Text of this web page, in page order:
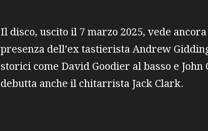
Il disco, uscito il 7 marzo 2025, vede
presenza dell’ex tastierista Andrew
storici come David Goodier al basso e
debutta anche il chitarrista Jack Clark.